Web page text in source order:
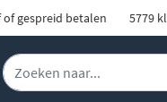
of gespreid betalen 5779